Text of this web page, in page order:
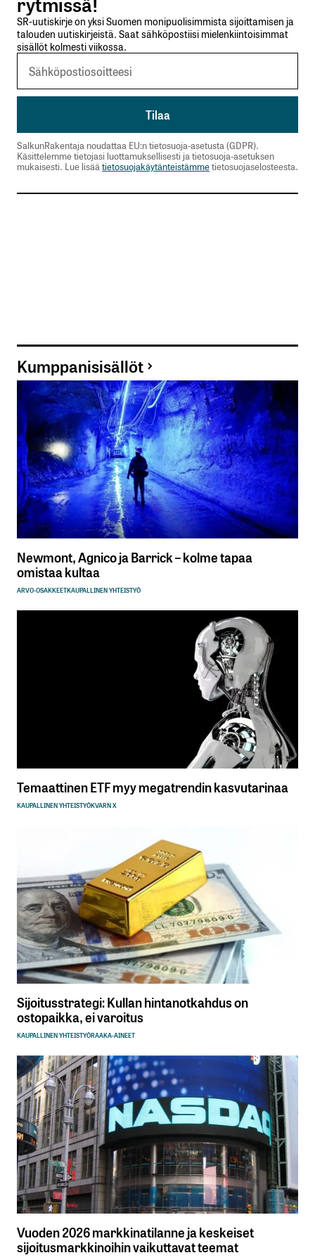
SR-uutiskirje on yksi Suomen monipuolisimmista sijoittamisen ja
talouden uutiskirjeistä. Saat sähköpostiisi mielenkiintoisimmat
sisällöt kolmesti viikossa.
SalkunRakentaja noudattaa EU:n tietosuoja-asetusta (GDPR).
Käsittelemme tietojasi luottamuksellisesti ja tietosuoja-asetuksen
mukaisesti. Lue lisää tietosuojakäytänteistämmetietosuojaselosteesta.
Kumppanisisällöt
Newmont, Agnico ja Barrick – kolme tapaa
omistaa kultaa
ARVO-OSAKKEETKAUPALLINEN YHTEISTYÖ
Temaattinen ETF myy megatrendin kasvutarinaa
KAUPALLINEN YHTEISTYÖKVARN X
Sijoitusstrategi: Kullan hintanotkahdus on
ostopaikka, ei varoitus
KAUPALLINEN YHTEISTYÖRAAKA-AINEET
Vuoden 2026 markkinatilanne ja keskeiset
sijoitusmarkkinoihin vaikuttavat teemat